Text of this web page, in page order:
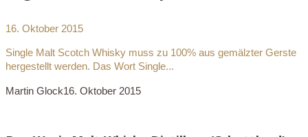
16. Oktober 2015
Single Malt Scotch Whisky muss zu 100% aus gemälzter Gerste
hergestellt werden. Das Wort Single...
Martin Glock16. Oktober 2015